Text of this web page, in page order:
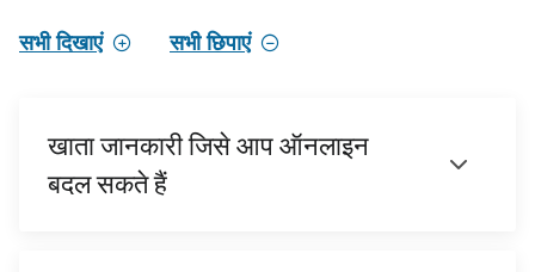
सभी दिखाएं सभी छिपाएं
खाता जानकारी जिसे आप ऑनलाइन
बदल सकते हैं